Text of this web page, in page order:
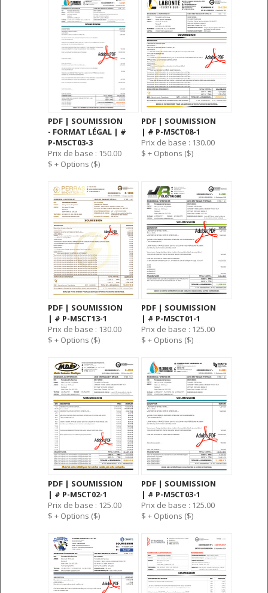
PDF | SOUMISSION
- FORMAT LÉGAL | #
P-M5CT03-3
Prix de base : 150.00
$ + Options ($)
PDF | SOUMISSION
| # P-M5CT08-1
Prix de base : 130.00
$ + Options ($)
PDF | SOUMISSION
| # P-M5CT13-1
Prix de base : 130.00
$ + Options ($)
PDF | SOUMISSION
| # P-M5CT01-1
Prix de base : 125.00
$ + Options ($)
PDF | SOUMISSION
| # P-M5CT02-1
Prix de base : 125.00
$ + Options ($)
PDF | SOUMISSION
| # P-M5CT03-1
Prix de base : 125.00
$ + Options ($)